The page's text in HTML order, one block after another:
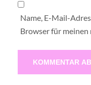
Name, E-Mail-
Browser für